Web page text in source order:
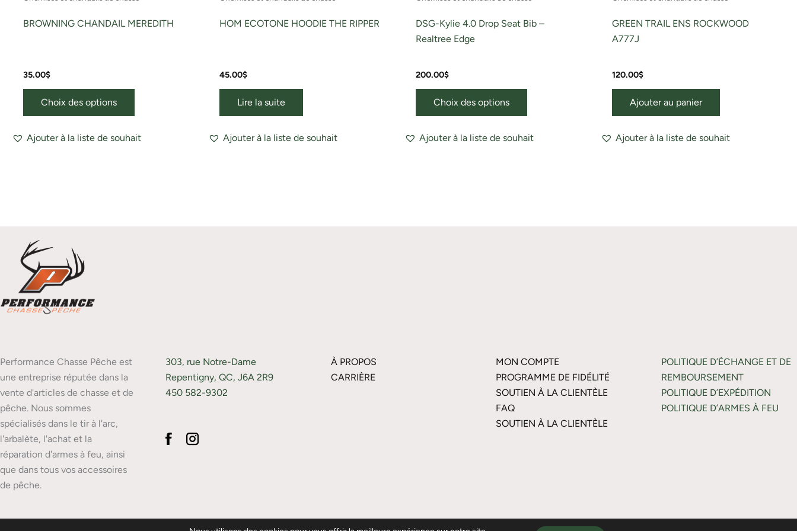
BROWNING CHANDAIL MEREDITH
35.00$
Choix des options
Ajouter à la liste de souhait
HOM ECOTONE HOODIE THE RIPPER
45.00$
Lire la suite
Ajouter à la liste de souhait
DSG-Kylie 4.0 Drop Seat Bib –
Realtree Edge
200.00$
Choix des options
Ajouter à la liste de souhait
GREEN TRAIL ENS ROCKWOOD
A777J
120.00$
Ajouter au panier
Ajouter à la liste de souhait
Performance Chasse Pêche est
une entreprise réputée dans la
vente d'articles de chasse et de
pêche. Nous sommes
spécialisés dans le tir à l'arc,
l'arbalète, l'achat et la
réparation d'armes à feu, ainsi
que dans tous vos accessoires
de pêche.
303, rue Notre-Dame
Repentigny, QC, J6A 2R9
450 582-9302
À PROPOS
CARRIÈRE
MON COMPTE
PROGRAMME DE FIDÉLITÉ
SOUTIEN À LA CLIENTÈLE
FAQ
SOUTIEN À LA CLIENTÈLE
POLITIQUE D’ÉCHANGE ET DE
REMBOURSEMENT
POLITIQUE D’EXPÉDITION
POLITIQUE D’ARMES À FEU